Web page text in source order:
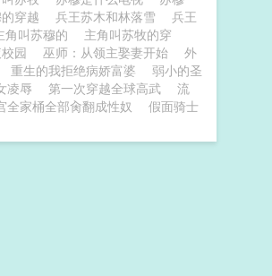
穿越 兵王苏木和林落雪
兵王
角叫苏穆的
主角叫苏牧的穿
园 巫师：从领主娶妻开始
外
重生的我拒绝病娇富婆
弱小的圣
凌辱 第一次穿越全球高武
流
全家桶全部肏翻成性奴
假面骑士